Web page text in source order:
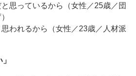
思っているから（女性／25歳／団
思われるから（女性／23歳／人材派